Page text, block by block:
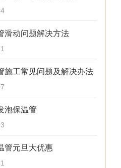
滑动问题解决方法
施工常见问题及解决办法
泡保温管
管元旦大优惠